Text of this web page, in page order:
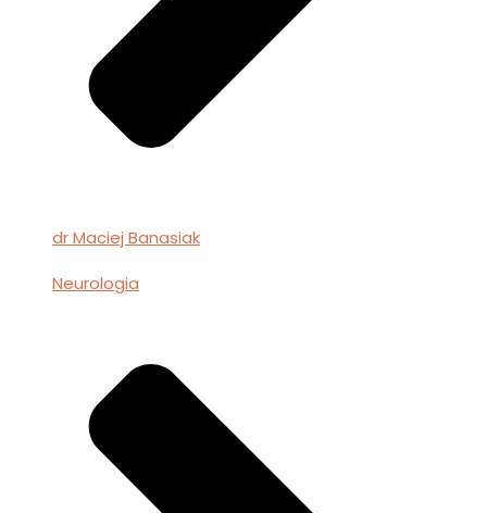
dr Maciej Banasiak
Neurologia